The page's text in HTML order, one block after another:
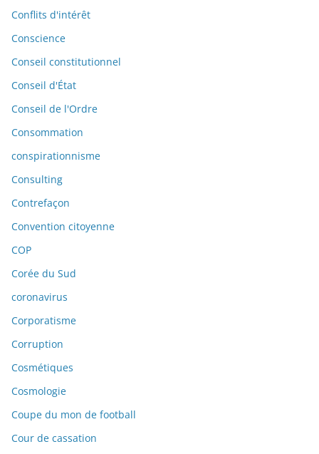
Conflits d'intérêt
Conscience
Conseil constitutionnel
Conseil d'État
Conseil de l'Ordre
Consommation
conspirationnisme
Consulting
Contrefaçon
Convention citoyenne
COP
Corée du Sud
coronavirus
Corporatisme
Corruption
Cosmétiques
Cosmologie
Coupe du mon de football
Cour de cassation